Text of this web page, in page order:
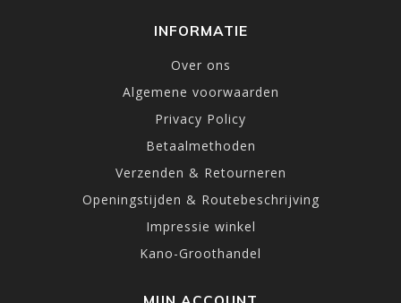
INFORMATIE
Over ons
Algemene voorwaarden
Privacy Policy
Betaalmethoden
Verzenden & Retourneren
Openingstijden & Routebeschrijving
Impressie winkel
Kano-Groothandel